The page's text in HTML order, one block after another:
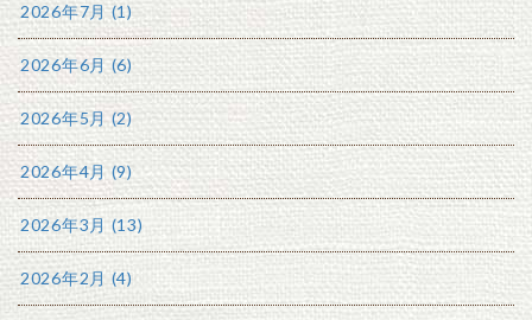
2026年7月 (1)
2026年6月 (6)
2026年5月 (2)
2026年4月 (9)
2026年3月 (13)
2026年2月 (4)